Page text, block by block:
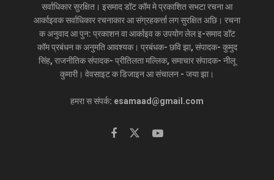
सर्वाधिकार सुरक्षित। इसमाद डॉट कॉम मे प्रकाशित सभटा रचना आ
आर्काइवक सर्वाधिकार रचनाकार आ संग्रहकर्त्ता लग सुरक्षित अछि। रचना
क अनुवाद आ पुन: प्रकाशन वा आर्काइव क उपयोग लेल इ-समाद डॉट
कॉम प्रबंधन क अनुमति आवश्यक। प्रबंधक- छवि झा, संपादक- कुमुद
सिंह, राजनीतिक संपादक- प्रीतिलता मल्लिक, समाचार संपादक- नीलू
कुमारी। वेवसाइट क डिजाइन आ संचालन - जया झा।
हमरा स संपर्क: esamaad@gmail.com